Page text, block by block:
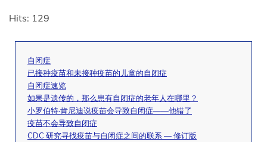
Hits: 129
自闭症
已接种疫苗和未接种疫苗的儿童的自闭症
自闭症速览
如果是遗传的，那么患有自闭症的老年人在哪里？
小罗伯特·肯尼迪说疫苗会导致自闭症——他错了
疫苗不会导致自闭症
CDC 研究寻找疫苗与自闭症之间的联系 — 修订版